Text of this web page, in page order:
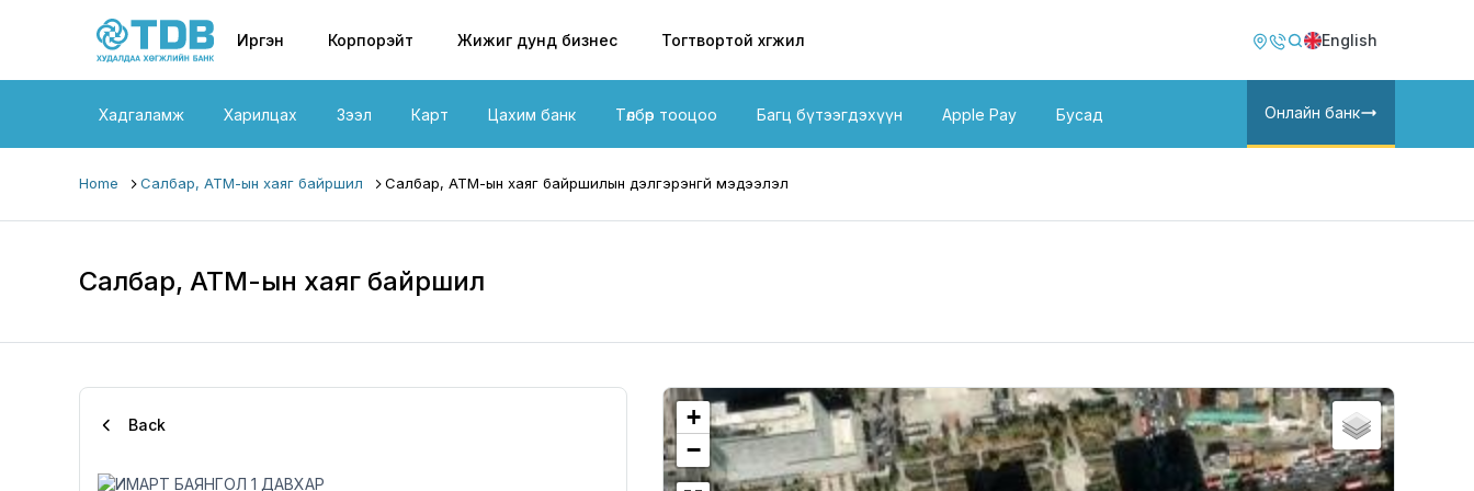
Иргэн Корпорэйт Жижиг дунд бизнес Тогтвортой хөгжил Image
Image English
Хадгаламж Харилцах Зээл Карт Цахим банк Төлбөр тооцоо Багц бүтээгдэхүүн Apple Pay Бусад Онлайн банк
Home Салбар, АТМ-ын хаяг байршил Салбар, АТМ-ын хаяг байршилын дэлгэрэнгүй мэдээлэл
Салбар, АТМ-ын хаяг байршил
Back
+
−